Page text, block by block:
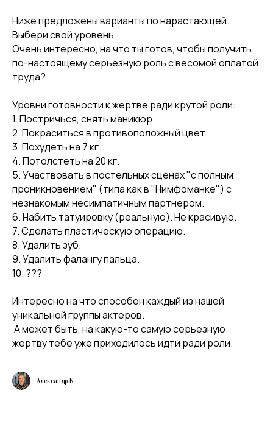
Ниже предложены варианты по нарастающей.
Выбери свой уровень
Очень интересно, на что ты готов, чтобы получить
по-настоящему серьезную роль с весомой оплатой
труда?
Уровни готовности к жертве ради крутой роли:
1. Постричься, снять маникюр.
2. Покраситься в противоположный цвет.
3. Похудеть на 7 кг.
4. Потолстеть на 20 кг.
5. Участвовать в постельных сценах "с полным
проникновением" (типа как в "Нимфоманке") с
незнакомым несимпатичным партнером.
6. Набить татуировку (реальную). Не красивую.
7. Сделать пластическую операцию.
8. Удалить зуб.
9. Удалить фалангу пальца.
10. ???
Интересно на что способен каждый из нашей
уникальной группы актеров.
А может быть, на какую-то самую серьезную
жертву тебе уже приходилось идти ради роли.
Александр N